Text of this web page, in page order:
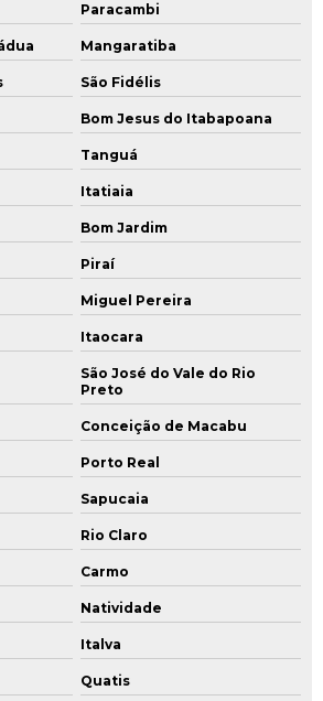
monitoramento
de monitoramento cetesb
confirmatória
detalhada
contaminadas
de passivo ambiental
passivo ambiental
subterrânea
amostragem
do solo
empresas
Paracambi
Mangaratiba
São Fidélis
Bom Jesus do Itabapoana
Tanguá
Itatiaia
Bom Jardim
Piraí
Miguel Pereira
Itaocara
São José do Vale do Rio
Preto
Conceição de Macabu
Porto Real
Sapucaia
Rio Claro
Carmo
Natividade
Italva
Quatis